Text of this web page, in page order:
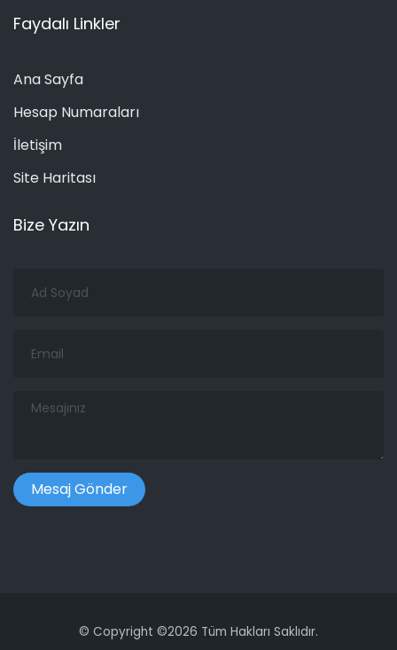
Faydalı Linkler
Ana Sayfa
Hesap Numaraları
İletişim
Site Haritası
Bize Yazın
Soyad
Mesajınız
© Copyright ©2026 Tüm Hakları Saklıdır.